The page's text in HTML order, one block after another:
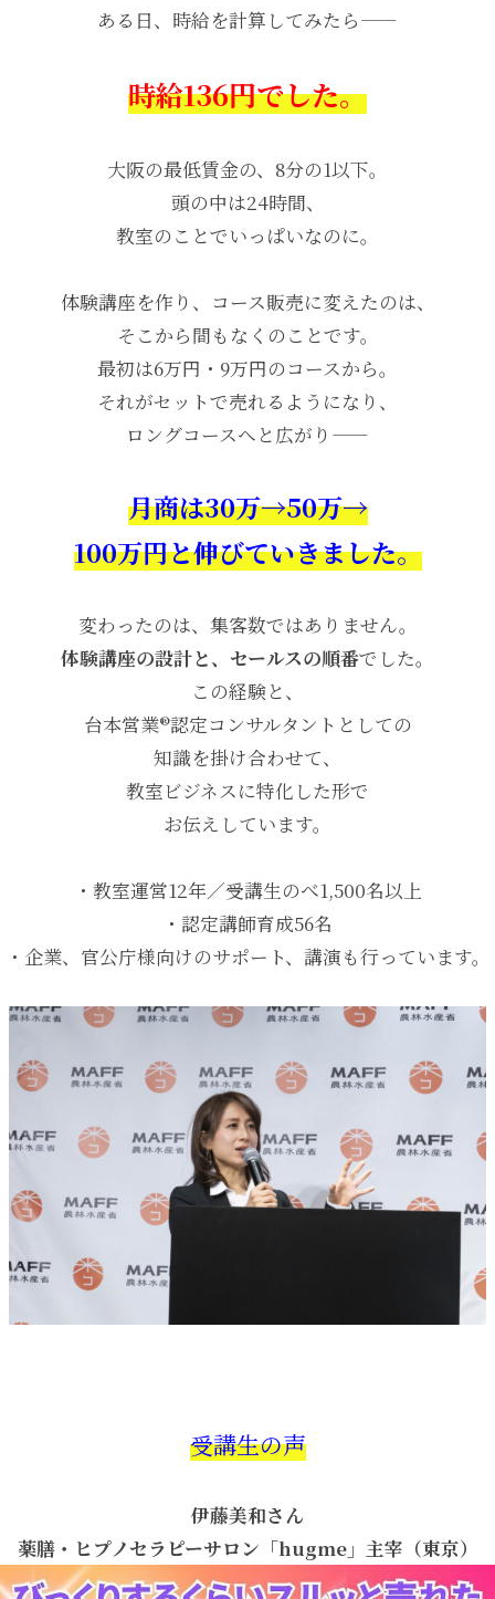
ある日、時給を計算してみたら——
時給136円でした。
大阪の最低賃金の、8分の1以下。
頭の中は24時間、
教室のことでいっぱいなのに。
体験講座を作り、コース販売に変えたのは、
そこから間もなくのことです。
最初は6万円・9万円のコースから。
それがセットで売れるようになり、
ロングコースへと広がり——
月商は30万→50万→
100万円と伸びていきました。
変わったのは、集客数ではありません。
体験講座の設計と、セールスの順番でした。
この経験と、
台本営業®︎認定コンサルタントとしての
知識を掛け合わせて、
教室ビジネスに特化した形で
お伝えしています。
・教室運営12年／受講生のべ1,500名以上
・認定講師育成56名
・企業、官公庁様向けのサポート、講演も行っています。
受講生の声
伊藤美和さん
薬膳・ヒプノセラピーサロン「hugme」主宰（東京）